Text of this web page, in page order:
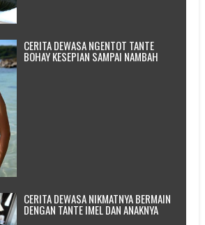
CERITA DEWASA NGENTOT TANTE
BOHAY KESEPIAN SAMPAI NAMBAH
CERITA DEWASA NIKMATNYA BERMAIN
DENGAN TANTE IMEL DAN ANAKNYA